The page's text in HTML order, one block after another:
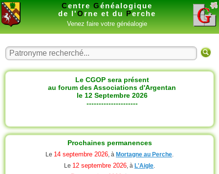
Centre Généalogique
de l'O rne et du Perche
Venez faire votre généalogie
Le CGOP sera présent
au forum des Associations d'Argentan
le 12 Septembre 2026
---------------------
Prochaines permanences
Le 14 septembre 2026, à Mortagne au Perche.
Le 12 septembre 2026, à L'Aigle.